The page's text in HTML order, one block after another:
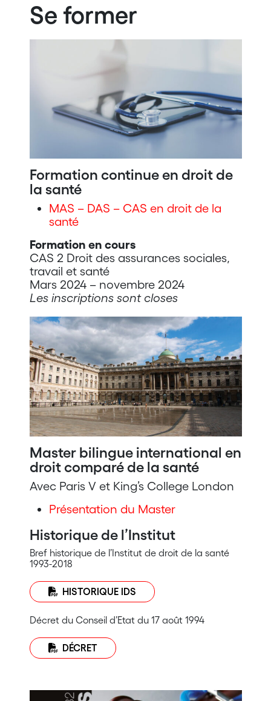
Se former
Formation continue en droit de
la santé
MAS – DAS – CAS en droit de la
santé
Formation en cours
CAS 2 Droit des assurances sociales,
travail et santé
Mars 2024 – novembre 2024
Les inscriptions sont closes
Master bilingue international en
droit comparé de la santé
Avec Paris V et King’s College London
Présentation du Master
Historique de l’Institut
Bref historique de l’Institut de droit de la santé
1993-2018
HISTORIQUE IDS
Décret du Conseil d’Etat du 17 août 1994
DÉCRET